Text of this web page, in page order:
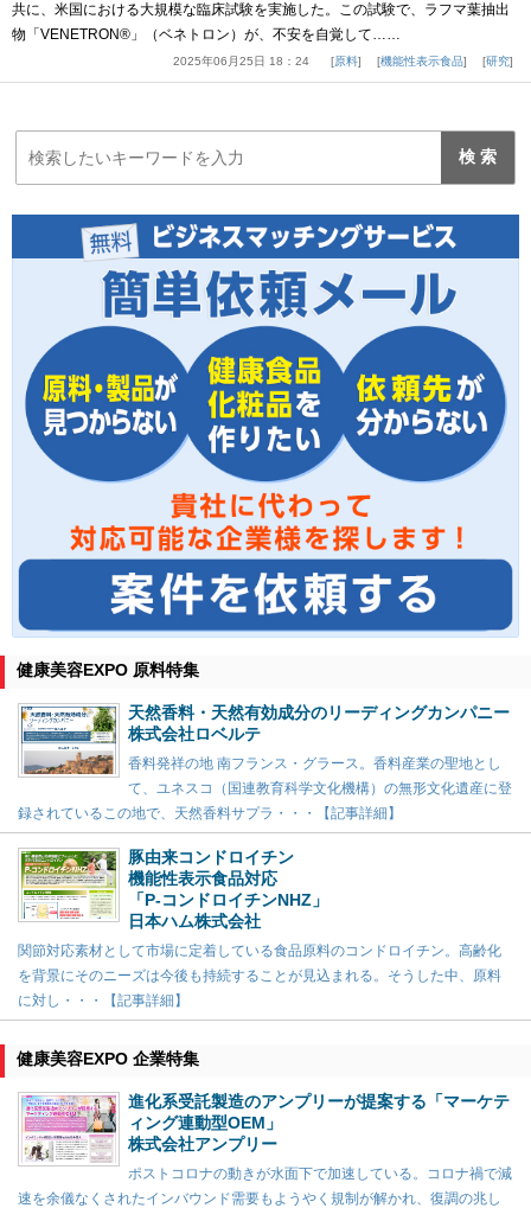
共に、米国における大規模な臨床試験を実施した。この試験で、ラフマ葉抽出
物「VENETRON®」（ベネトロン）が、不安を自覚して……
2025年06月25日 18：24 原料 機能性表示食品 研究
健康美容EXPO 原料特集
天然香料・天然有効成分のリーディングカンパニー
株式会社ロベルテ
香料発祥の地 南フランス・グラース。香料産業の聖地とし
て、ユネスコ（国連教育科学文化機構）の無形文化遺産に登
録されているこの地で、天然香料サプラ・・・【記事詳細】
豚由来コンドロイチン
機能性表示食品対応
「P-コンドロイチンNHZ」
日本ハム株式会社
関節対応素材として市場に定着している食品原料のコンドロイチン。高齢化
を背景にそのニーズは今後も持続することが見込まれる。そうした中、原料
に対し・・・【記事詳細】
健康美容EXPO 企業特集
進化系受託製造のアンプリーが提案する「マーケテ
ィング連動型OEM」
株式会社アンプリー
ポストコロナの動きが水面下で加速している。コロナ禍で減
速を余儀なくされたインバウンド需要もようやく規制が解かれ、復調の兆し